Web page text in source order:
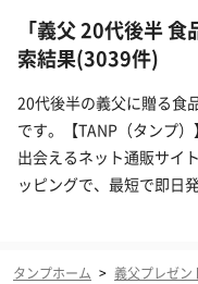
「義父 20代後半
索結果(3039件)
20代後半の義父に贈る食
です。【TANP（タンプ
出会えるネット通販サイ
ッピングで、最短で即日
タンプホーム > 義父プレゼン